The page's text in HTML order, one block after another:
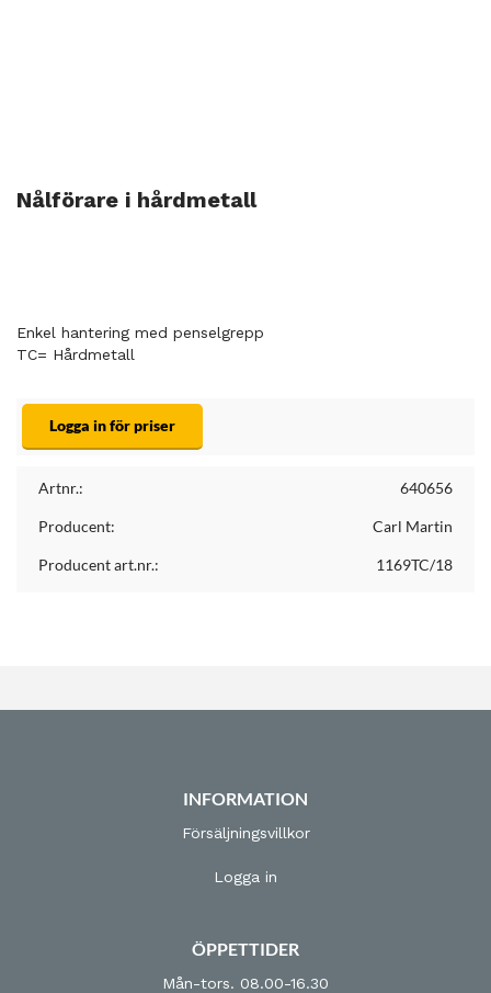
Nålförare i hårdmetall
Enkel hantering med penselgrepp
TC= Hårdmetall
Logga in för priser
Artnr.: 640656
Producent: Carl Martin
Producent art.nr.: 1169TC/18
INFORMATION
Försäljningsvillkor
Logga in
ÖPPETTIDER
Mån-tors. 08.00-16.30